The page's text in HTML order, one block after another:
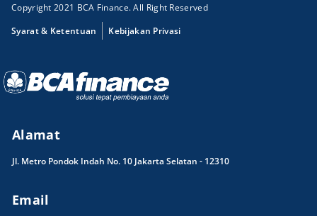
Copyright 2021 BCA Finance. All Right Reserved
Syarat & Ketentuan
Kebijakan Privasi
Alamat
Jl. Metro Pondok Indah No. 10 Jakarta Selatan - 12310
Email